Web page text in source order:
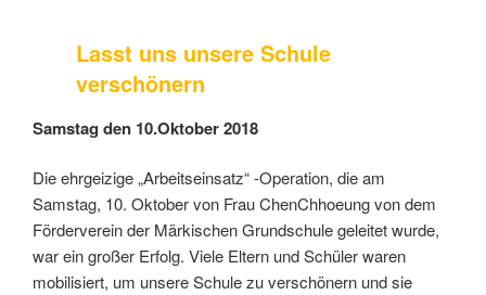
Lasst uns unsere Schule
verschönern
Samstag den 10.Oktober 2018
Die ehrgeizige „Arbeitseinsatz“ -Operation, die am
Samstag, 10. Oktober von Frau ChenChhoeung von dem
Förderverein der Märkischen Grundschule geleitet wurde,
war ein großer Erfolg. Viele Eltern und Schüler waren
mobilisiert, um unsere Schule zu verschönern und sie